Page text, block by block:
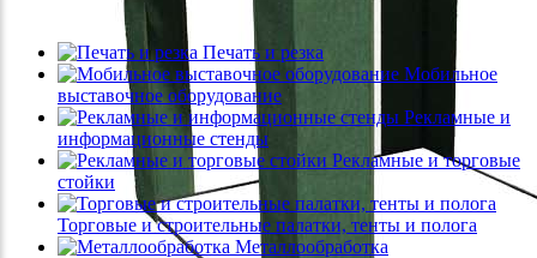
Печать и резка
Мобильное
выставочное оборудование
Рекламные и
информационные стенды
Рекламные и торговые
стойки
Торговые и строительные палатки, тенты и полога
Металлообработка